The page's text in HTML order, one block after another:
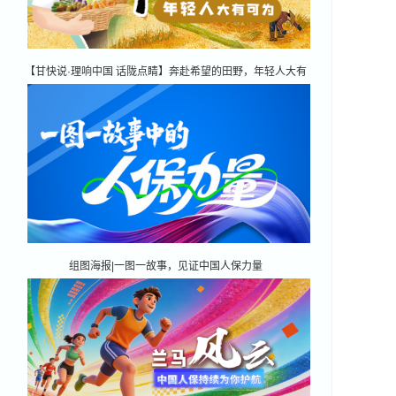
【甘快说·理响中国 话陇点睛】奔赴希望的田野，年轻人大有
可为
组图海报|一图一故事，见证中国人保力量